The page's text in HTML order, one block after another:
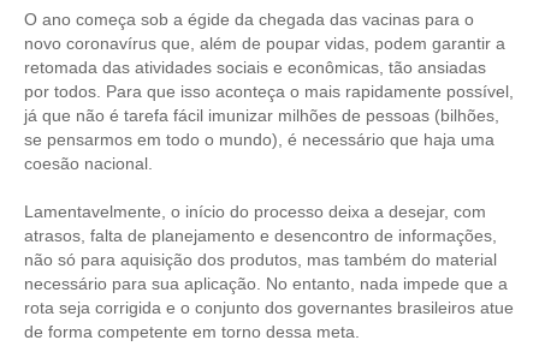
CONTRIBUIÇÃO SINDICAL URBANA
REVISÃO DE APOSENTADORIA
FGTS EXPURGOS
FGTS CORREÇÃO
LEGISLAÇÃO
LEI 4.950-A/1966 – PISO SALARIAL
O ano começa sob a égide da chegada das vacinas para o
novo coronavírus que, além de poupar vidas, podem garantir a
retomada das atividades sociais e econômicas, tão ansiadas
por todos. Para que isso aconteça o mais rapidamente possível,
já que não é tarefa fácil imunizar milhões de pessoas (bilhões,
se pensarmos em todo o mundo), é necessário que haja uma
coesão nacional.
Lamentavelmente, o início do processo deixa a desejar, com
atrasos, falta de planejamento e desencontro de informações,
não só para aquisição dos produtos, mas também do material
necessário para sua aplicação. No entanto, nada impede que a
rota seja corrigida e o conjunto dos governantes brasileiros atue
de forma competente em torno dessa meta.